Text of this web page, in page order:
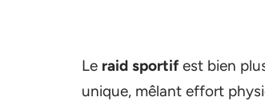
Le raid sportifest bien
unique, mêlant effort